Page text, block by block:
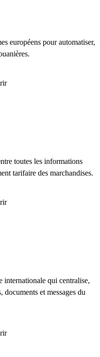
européens pour automatiser,
toutes les informations
tarifaire des marchandises.
internationale qui centralise,
documents et messages du